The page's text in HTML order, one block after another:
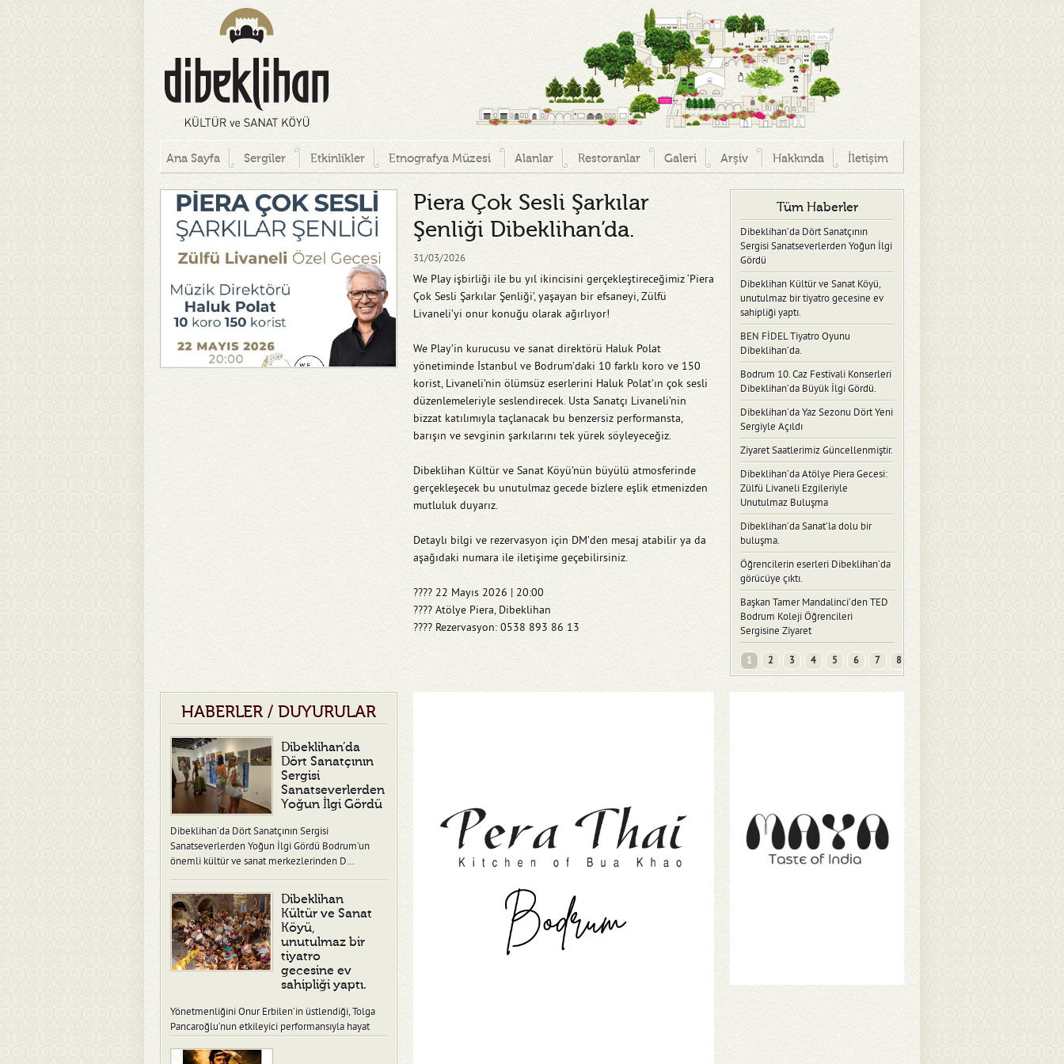
Ana Sayfa Sergiler Etkinlikler Etnografya Müzesi Alanlar Restoranlar Galeri Arşiv Hakkında İletişim
Piera Çok Sesli Şarkılar
Şenliği Dibeklihan’da.
31/03/2026
We Play işbirliği ile bu yıl ikincisini gerçekleştireceğimiz ‘Piera
Çok Sesli Şarkılar Şenliği’, yaşayan bir efsaneyi, Zülfü
Livaneli’yi onur konuğu olarak ağırlıyor!
We Play’in kurucusu ve sanat direktörü Haluk Polat
yönetiminde İstanbul ve Bodrum’daki 10 farklı koro ve 150
korist, Livaneli’nin ölümsüz eserlerini Haluk Polat’ın çok sesli
düzenlemeleriyle seslendirecek. Usta Sanatçı Livaneli’nin
bizzat katılımıyla taçlanacak bu benzersiz performansta,
barışın ve sevginin şarkılarını tek yürek söyleyeceğiz.
Dibeklihan Kültür ve Sanat Köyü’nün büyülü atmosferinde
gerçekleşecek bu unutulmaz gecede bizlere eşlik etmenizden
mutluluk duyarız.
Detaylı bilgi ve rezervasyon için DM’den mesaj atabilir ya da
aşağıdaki numara ile iletişime geçebilirsiniz.
???? 22 Mayıs 2026 | 20:00
???? Atölye Piera, Dibeklihan
???? Rezervasyon: 0538 893 86 13
Tüm Haberler
Dibeklihan’da Dört Sanatçının
Sergisi Sanatseverlerden Yoğun İlgi
Gördü
Dibeklihan Kültür ve Sanat Köyü,
unutulmaz bir tiyatro gecesine ev
sahipliği yaptı.
BEN FİDEL Tiyatro Oyunu
Dibeklihan’da.
Bodrum 10. Caz Festivali Konserleri
Dibeklihan’da Büyük İlgi Gördü.
Dibeklihan’da Yaz Sezonu Dört Yeni
Sergiyle Açıldı
Ziyaret Saatlerimiz Güncellenmiştir.
Dibeklihan’da Atölye Piera Gecesi:
Zülfü Livaneli Ezgileriyle
Unutulmaz Buluşma
Dibeklihan’da Sanat’la dolu bir
buluşma.
Öğrencilerin eserleri Dibeklihan’da
görücüye çıktı.
Başkan Tamer Mandalinci’den TED
Bodrum Koleji Öğrencileri
Sergisine Ziyaret
1 2 3 4 5 6 7 8
HABERLER / DUYURULAR
Dibeklihan’da
Dört Sanatçının
Sergisi
Sanatseverlerden
Yoğun İlgi Gördü
Dibeklihan’da Dört Sanatçının Sergisi
Sanatseverlerden Yoğun İlgi Gördü Bodrum’un
önemli kültür ve sanat merkezlerinden D…
Dibeklihan
Kültür ve Sanat
Köyü,
unutulmaz bir
tiyatro
gecesine ev
sahipliği yaptı.
Yönetmenliğini Onur Erbilen’in üstlendiği, Tolga
Pancaroğlu’nun etkileyici performansıyla hayat